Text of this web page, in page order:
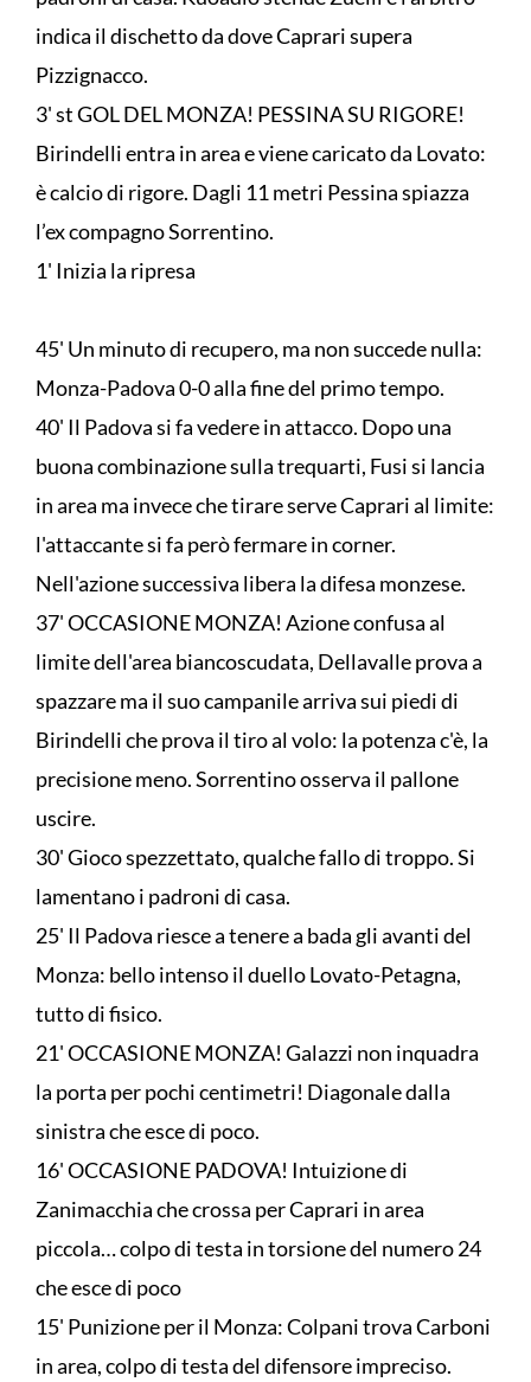
indica il dischetto da dove Caprari supera
Pizzignacco.
3' st GOL DEL MONZA! PESSINA SU RIGORE!
Birindelli entra in area e viene caricato da Lovato:
è calcio di rigore. Dagli 11 metri Pessina spiazza
l’ex compagno Sorrentino.
1' Inizia la ripresa
45' Un minuto di recupero, ma non succede nulla:
Monza-Padova 0-0 alla fine del primo tempo.
40' Il Padova si fa vedere in attacco. Dopo una
buona combinazione sulla trequarti, Fusi si lancia
in area ma invece che tirare serve Caprari al limite:
l'attaccante si fa però fermare in corner.
Nell'azione successiva libera la difesa monzese.
37' OCCASIONE MONZA! Azione confusa al
limite dell'area biancoscudata, Dellavalle prova a
spazzare ma il suo campanile arriva sui piedi di
Birindelli che prova il tiro al volo: la potenza c'è, la
precisione meno. Sorrentino osserva il pallone
uscire.
30' Gioco spezzettato, qualche fallo di troppo. Si
lamentano i padroni di casa.
25' Il Padova riesce a tenere a bada gli avanti del
Monza: bello intenso il duello Lovato-Petagna,
tutto di fisico.
21' OCCASIONE MONZA! Galazzi non inquadra
la porta per pochi centimetri! Diagonale dalla
sinistra che esce di poco.
16' OCCASIONE PADOVA! Intuizione di
Zanimacchia che crossa per Caprari in area
piccola… colpo di testa in torsione del numero 24
che esce di poco
15' Punizione per il Monza: Colpani trova Carboni
in area, colpo di testa del difensore impreciso.